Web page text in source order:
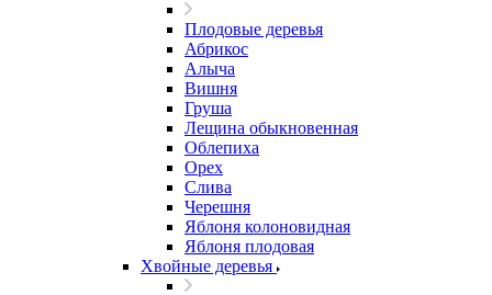
Плодовые деревья
Абрикос
Алыча
Вишня
Груша
Лещина обыкновенная
Облепиха
Орех
Слива
Черешня
Яблоня колоновидная
Яблоня плодовая
Хвойные деревья